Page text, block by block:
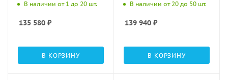
13.6" Liquid Retina
10C CPU 8C
В наличии от 1 до 20 шт.
135 580 ₽
В КОРЗИНУ
{WUXGA IPS 400nits Ultra
SSD/W11Pro bios}
В наличии от 20 до 50 шт.
139 940 ₽
В КОРЗИНУ